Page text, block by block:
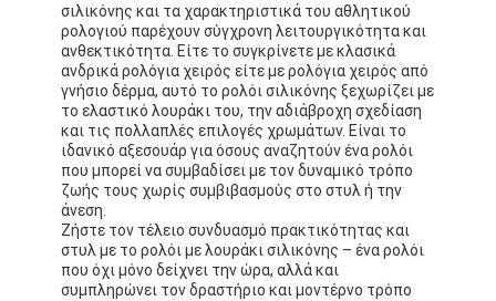
Υποθέσεις
Ιστολόγιο
Χαλαζίας Wristwatch
Δερμάτινο ρολόι από χαλαζία
Ατσάλινο ρολόι με ζώνη
σιλικόνης και τα χαρακτηριστικά του αθλητικού
ρολογιού παρέχουν σύγχρονη λειτουργικότητα και
ανθεκτικότητα. Είτε το συγκρίνετε με κλασικά
ανδρικά ρολόγια χειρός είτε με ρολόγια χειρός από
γνήσιο δέρμα, αυτό το ρολόι σιλικόνης ξεχωρίζει με
το ελαστικό λουράκι του, την αδιάβροχη σχεδίαση
και τις πολλαπλές επιλογές χρωμάτων. Είναι το
ιδανικό αξεσουάρ για όσους αναζητούν ένα ρολόι
που μπορεί να συμβαδίσει με τον δυναμικό τρόπο
ζωής τους χωρίς συμβιβασμούς στο στυλ ή την
άνεση.
Ζήστε τον τέλειο συνδυασμό πρακτικότητας και
στυλ με το ρολόι με λουράκι σιλικόνης – ένα ρολόι
που όχι μόνο δείχνει την ώρα, αλλά και
συμπληρώνει τον δραστήριο και μοντέρνο τρόπο